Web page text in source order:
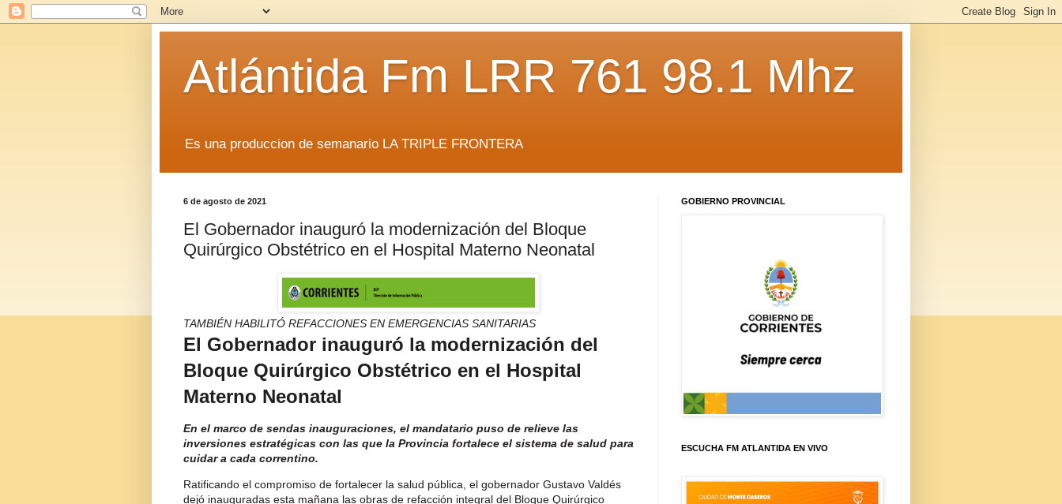
Atlántida Fm LRR 761 98.1 Mhz
Es una produccion de semanario LA TRIPLE FRONTERA
6 de agosto de 2021
El Gobernador inauguró la modernización del Bloque
Quirúrgico Obstétrico en el Hospital Materno Neonatal
TAMBIÉN HABILITÓ REFACCIONES EN EMERGENCIAS SANITARIAS
El Gobernador inauguró la modernización del
Bloque Quirúrgico Obstétrico en el Hospital
Materno Neonatal
En el marco de sendas inauguraciones, el mandatario puso de relieve las
inversiones estratégicas con las que la Provincia fortalece el sistema de salud para
cuidar a cada correntino.
Ratificando el compromiso de fortalecer la salud pública, el gobernador Gustavo Valdés
dejó inauguradas esta mañana las obras de refacción integral del Bloque Quirúrgico
GOBIERNO PROVINCIAL
ESCUCHA FM ATLANTIDA EN VIVO